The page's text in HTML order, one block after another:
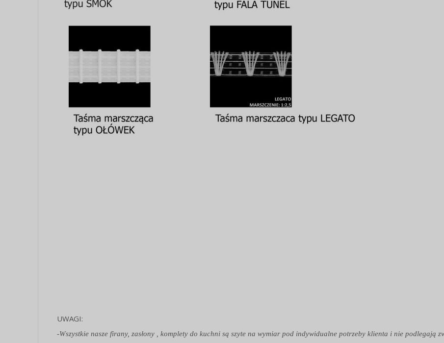
UWAGI:
-Wszystkie nasze firany, zasłony , komplety do kuchni są szyte na wymiar pod indywidualne potrzeby klienta i nie podlegają